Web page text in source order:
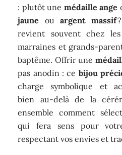
: plutôt une médaille ange
jaune ou argent massif
revient souvent chez
marraines et grands-
baptême. Offrir une
pas anodin : ce bijou
charge symbolique et
bien au-delà de la
ensemble comment
qui fera sens pour
respectant vos envies et